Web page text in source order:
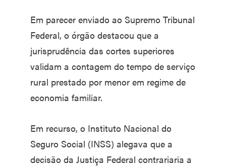
Em parecer enviado ao Supremo Tribunal
Federal, o órgão destacou que a
jurisprudência das cortes superiores
validam a contagem do tempo de serviço
rural prestado por menor em regime de
economia familiar.
Em recurso, o Instituto Nacional do
Seguro Social (INSS) alegava que a
decisão da Justiça Federal contrariaria a